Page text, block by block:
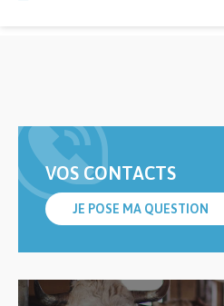
VOS CONTACTS
JE POSE MA QUESTION